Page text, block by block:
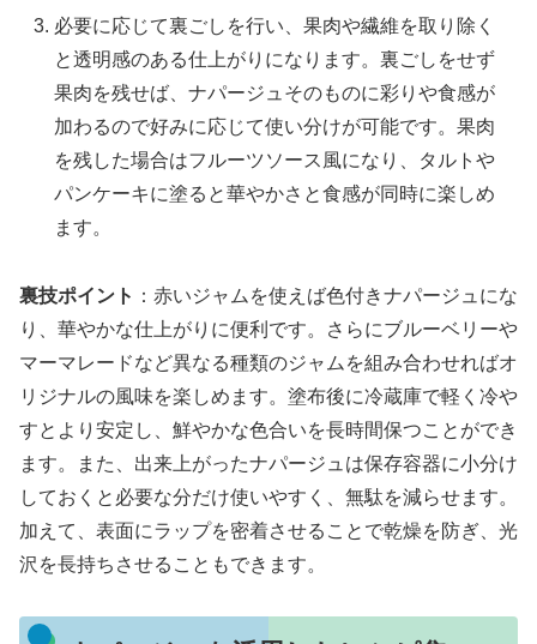
必要に応じて裏ごしを行い、果肉や繊維を取り除く
と透明感のある仕上がりになります。裏ごしをせず
果肉を残せば、ナパージュそのものに彩りや食感が
加わるので好みに応じて使い分けが可能です。果肉
を残した場合はフルーツソース風になり、タルトや
パンケーキに塗ると華やかさと食感が同時に楽しめ
ます。
裏技ポイント ：赤いジャムを使えば色付きナパージュにな
り、華やかな仕上がりに便利です。さらにブルーベリーや
マーマレードなど異なる種類のジャムを組み合わせればオ
リジナルの風味を楽しめます。塗布後に冷蔵庫で軽く冷や
すとより安定し、鮮やかな色合いを長時間保つことができ
ます。また、出来上がったナパージュは保存容器に小分け
しておくと必要な分だけ使いやすく、無駄を減らせます。
加えて、表面にラップを密着させることで乾燥を防ぎ、光
沢を長持ちさせることもできます。